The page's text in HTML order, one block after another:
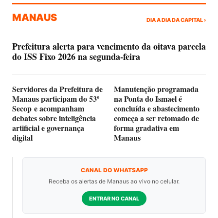
MANAUS DIA A DIA DA CAPITAL ›
Prefeitura alerta para vencimento da oitava parcela
do ISS Fixo 2026 na segunda-feira
Servidores da Prefeitura de
Manaus participam do 53º
Secop e acompanham
debates sobre inteligência
artificial e governança
digital
Manutenção programada
na Ponta do Ismael é
concluída e abastecimento
começa a ser retomado de
forma gradativa em
Manaus
CANAL DO WHATSAPP
Receba os alertas de Manaus ao vivo no celular.
ENTRAR NO CANAL